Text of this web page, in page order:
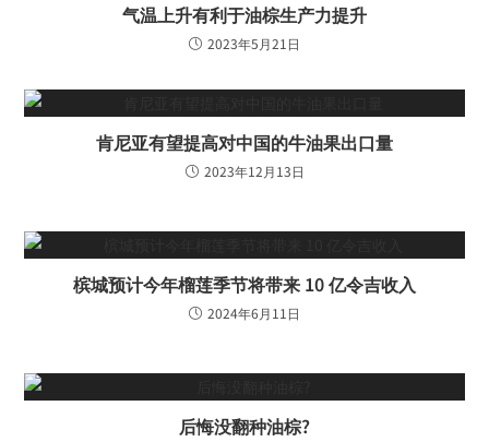
气温上升有利于油棕生产力提升
2023年5月21日
肯尼亚有望提高对中国的牛油果出口量
2023年12月13日
槟城预计今年榴莲季节将带来 10 亿令吉收入
2024年6月11日
后悔没翻种油棕?